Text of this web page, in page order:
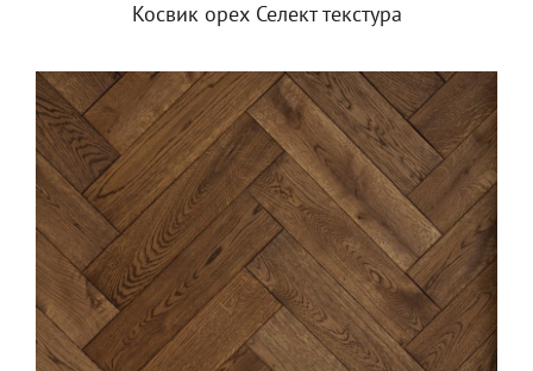
Косвик орех Селект текстура